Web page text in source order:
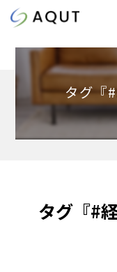
タグ『
タグ『#